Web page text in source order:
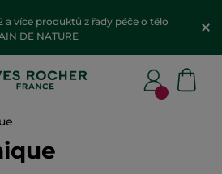
a více produktů z řady péče o tělo
DE NATURE